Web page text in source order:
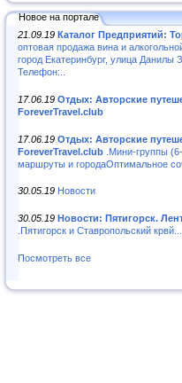
Новое на портале
21.09.19 Каталог Предприятий:
оптовая продажа вина и
город Екатеринбург, улица Данилы
Телефон:..
17.06.19 Отдых: Авторские
ForeverTravel.club
17.06.19 Отдых: Авторские
ForeverTravel.club .Мини-группы
маршруты и городаОптимальное
30.05.19 Новости
30.05.19 Новости: Пятигорск.
.Пятигорск и Ставропольский крвй...
Посмотреть все